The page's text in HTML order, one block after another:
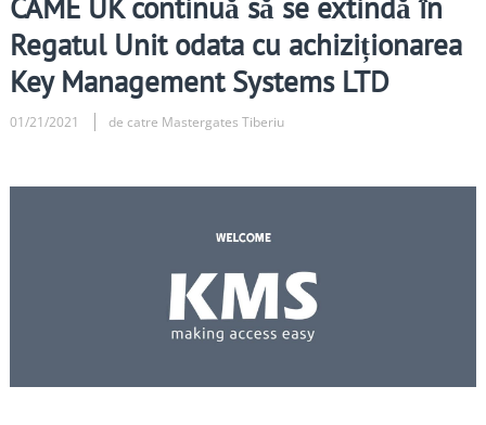
CAME UK continuă să se extindă în
Regatul Unit odata cu achiziționarea
Key Management Systems LTD
01/21/2021 de catre Mastergates Tiberiu